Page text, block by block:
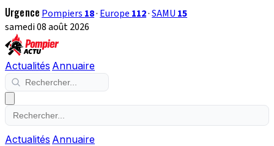
Urgence Pompiers 18· Europe 112·SAMU 15
samedi 08 août 2026
Actualités Annuaire
Actualités Annuaire